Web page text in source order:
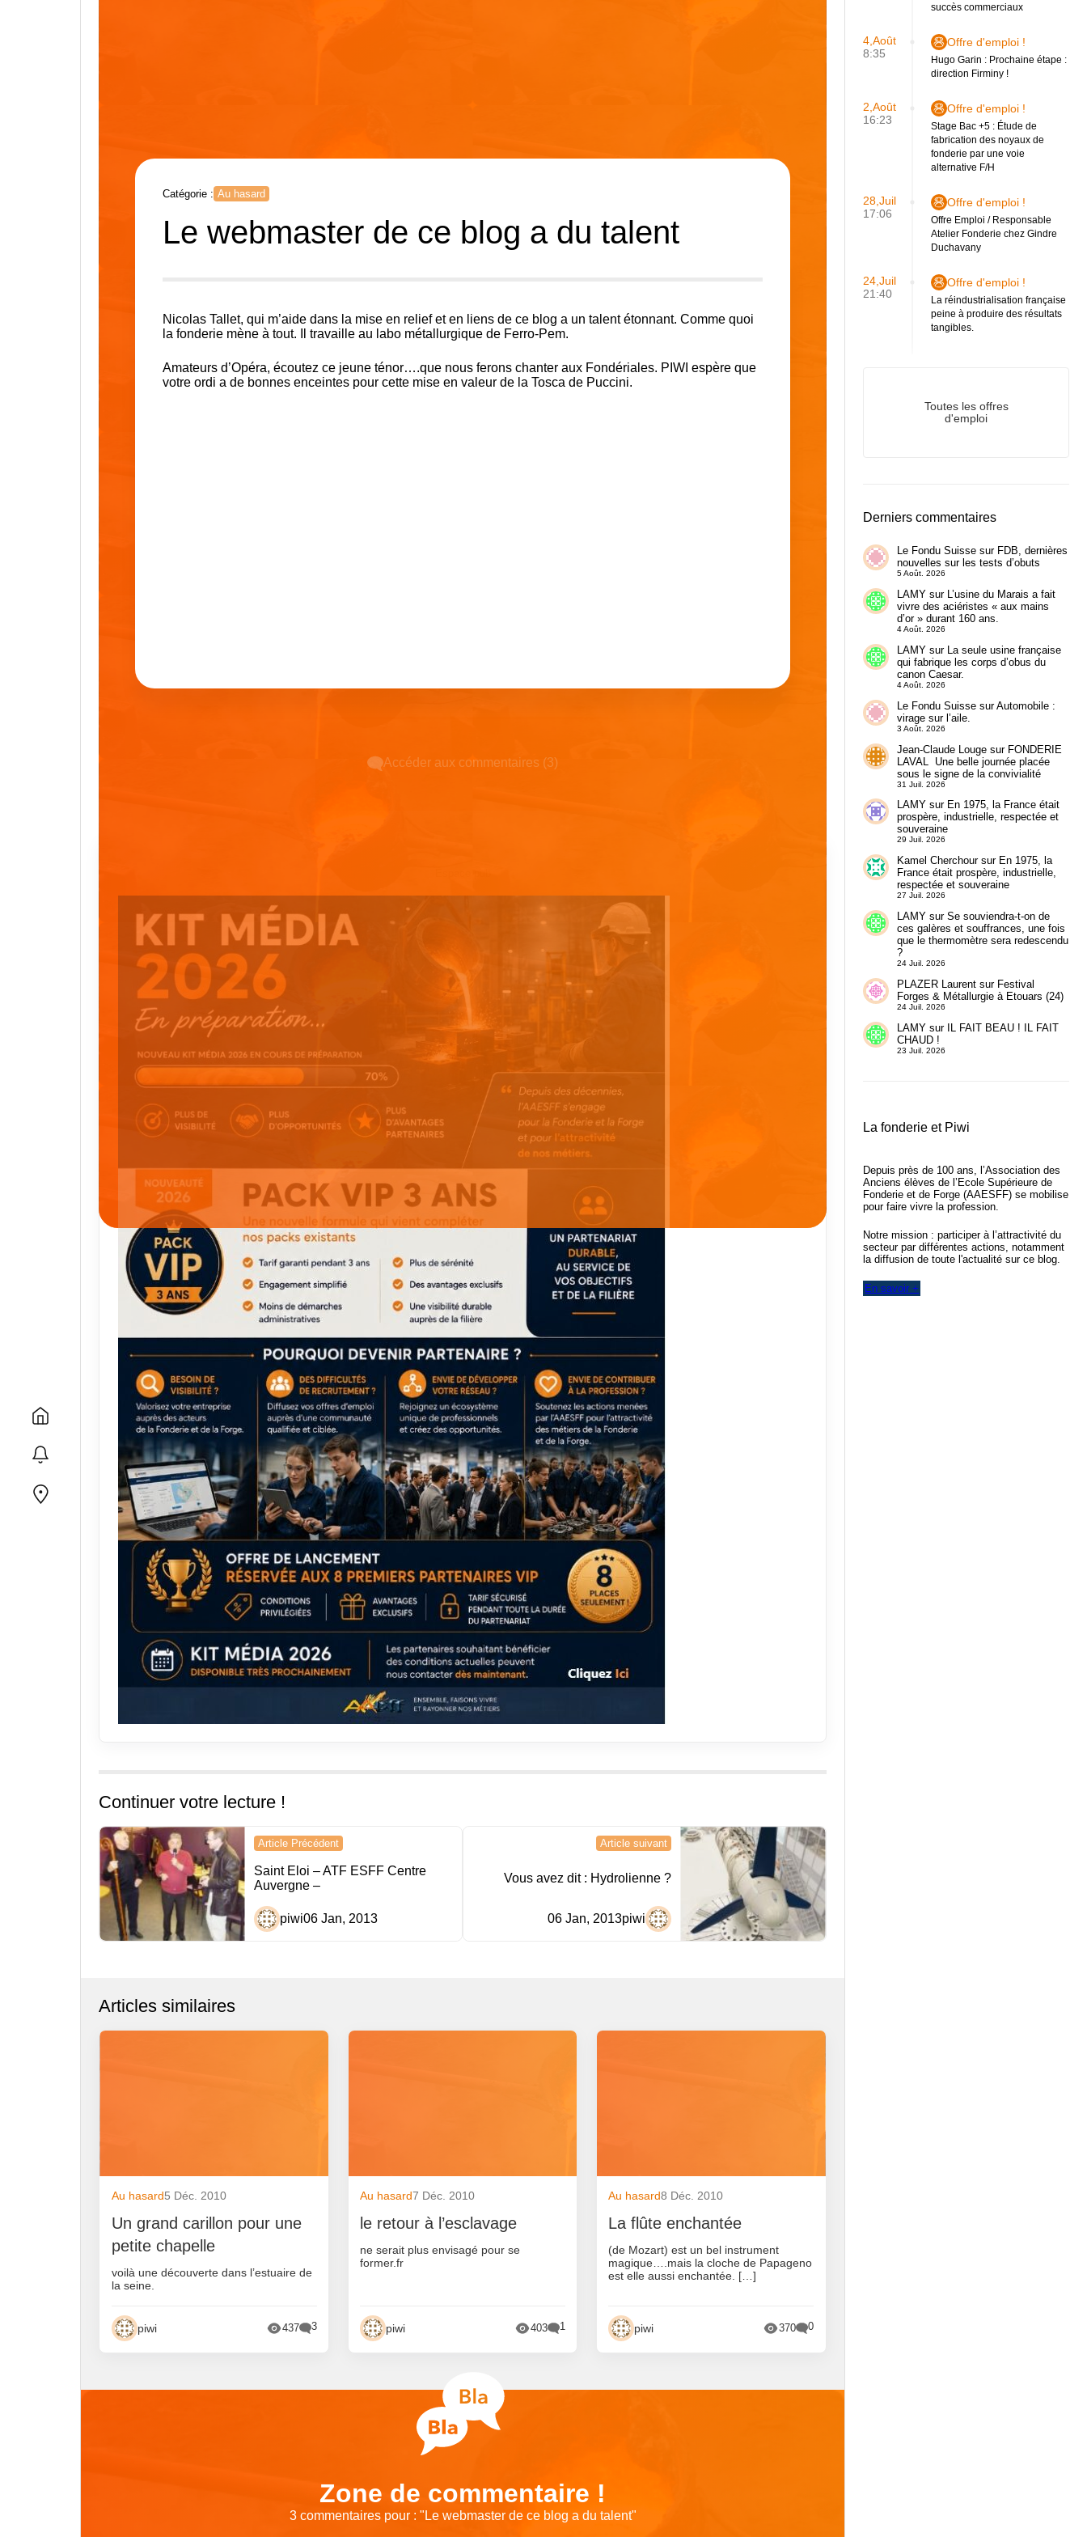
Catégorie : Au hasard
Le webmaster de ce blog a du talent
Nicolas Tallet, qui m’aide dans la mise en relief et en liens de ce blog a un talent étonnant. Comme quoi
la fonderie mène à tout. Il travaille au labo métallurgique de Ferro-Pem.
Amateurs d’Opéra, écoutez ce jeune ténor….que nous ferons chanter aux Fondériales. PIWI espère que
votre ordi a de bonnes enceintes pour cette mise en valeur de la Tosca de Puccini.
Accéder aux commentaires (3)
Continuer votre lecture !
Navigation
de
l’article
Article Précédent
Saint Eloi – ATF ESFF Centre
Auvergne –
piwi06 Jan, 2013
Article suivant
Vous avez dit : Hydrolienne ?
piwi
06 Jan, 2013
Articles similaires
Au hasard5 Déc. 2010
Un grand carillon pour une
petite chapelle
voilà une découverte dans l’estuaire de
la seine.
piwi 437 3
Au hasard7 Déc. 2010
le retour à l’esclavage
ne serait plus envisagé pour se
former.fr
piwi 403 1
Au hasard8 Déc. 2010
La flûte enchantée
(de Mozart) est un bel instrument
magique….mais la cloche de Papageno
est elle aussi enchantée. […]
piwi 370 0
Zone de commentaire !
3 commentaires pour : " Le webmaster de ce blog a du talent"
succès commerciaux
4,Août
8:35
Offre d'emploi !
Hugo Garin : Prochaine étape :
direction Firminy !
2,Août
16:23
Offre d'emploi !
Stage Bac +5 : Étude de
fabrication des noyaux de
fonderie par une voie
alternative F/H
28,Juil
17:06
Offre d'emploi !
Offre Emploi / Responsable
Atelier Fonderie chez Gindre
Duchavany
24,Juil
21:40
Offre d'emploi !
La réindustrialisation française
peine à produire des résultats
tangibles.
Toutes les offres
d'emploi
Derniers commentaires
Le Fondu Suissesur FDB, dernières
nouvelles sur les tests d’obuts
5 Août. 2026
LAMYsur L’usine du Marais a fait
vivre des aciéristes « aux mains
d’or » durant 160 ans.
4 Août. 2026
LAMYsur La seule usine française
qui fabrique les corps d’obus du
canon Caesar.
4 Août. 2026
Le Fondu SuissesurAutomobile :
virage sur l’aile.
3 Août. 2026
Jean-Claude Lougesur FONDERIE
LAVAL Une belle journée placée
sous le signe de la convivialité
31 Juil. 2026
LAMYsur En 1975, la France était
prospère, industrielle, respectée et
souveraine
29 Juil. 2026
Kamel Cherchoursur En 1975, la
France était prospère, industrielle,
respectée et souveraine
27 Juil. 2026
LAMYsur Se souviendra-t-on de
ces galères et souffrances, une fois
que le thermomètre sera redescendu
?
24 Juil. 2026
PLAZER Laurentsur Festival
Forges & Métallurgie à Etouars (24)
24 Juil. 2026
LAMYsur IL FAIT BEAU ! IL FAIT
CHAUD !
23 Juil. 2026
La fonderie et Piwi
Depuis près de 100 ans, l’Association des
Anciens élèves de l’Ecole Supérieure de
Fonderie et de Forge (AAESFF) se mobilise
pour faire vivre la profession.
Notre mission : participer à l’attractivité du
secteur par différentes actions, notamment
la diffusion de toute l'actualité sur ce blog.
En savoir +